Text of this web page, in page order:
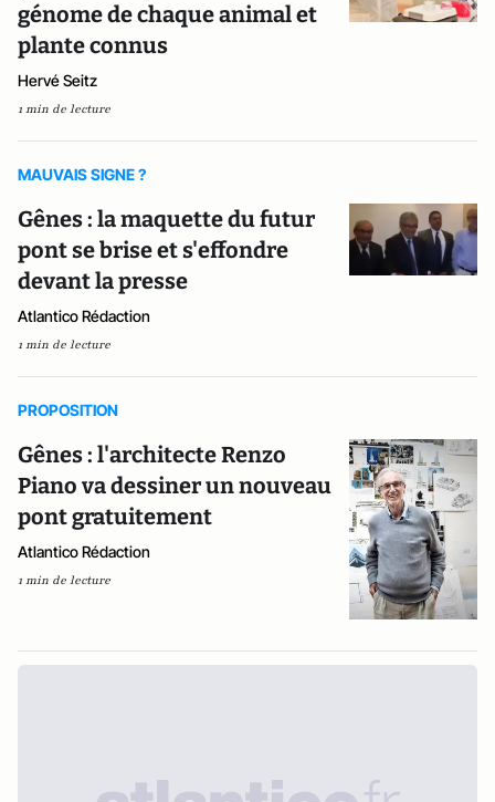
génome de chaque animal et
plante connus
Hervé Seitz
1 min de lecture
MAUVAIS SIGNE ?
Gênes : la maquette du futur
pont se brise et s'effondre
devant la presse
Atlantico Rédaction
1 min de lecture
PROPOSITION
Gênes : l'architecte Renzo
Piano va dessiner un nouveau
pont gratuitement
Atlantico Rédaction
1 min de lecture